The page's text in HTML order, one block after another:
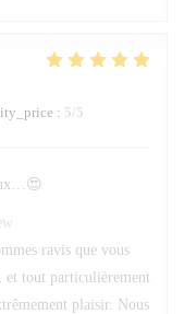
: 5/5
ravis que vous
et tout particulièrement
plaisir. Nous